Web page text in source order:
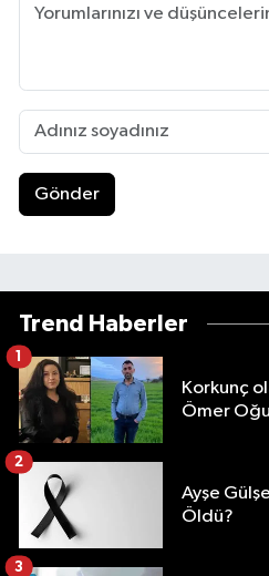
Gönder
Trend Haberler
Korkunç
Ömer
1
Ayşe
Öldü?
2
3